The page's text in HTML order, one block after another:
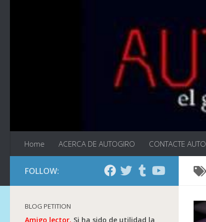
Home ACERCA DE AUTOGIRO CONTACTE
FOLLOW:
BLOG PETITION
Amigo lector. Si ha sido de utilidad la